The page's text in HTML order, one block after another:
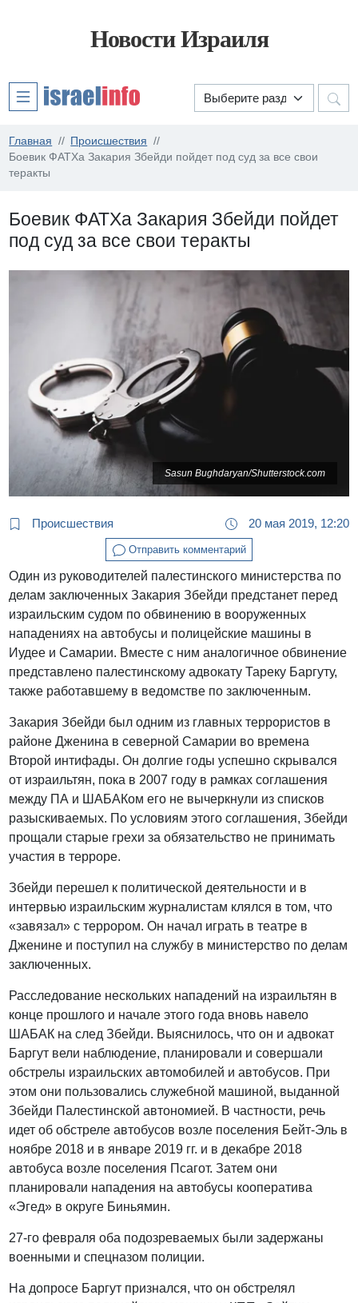
Новости Израиля
Главная
Происшествия
Боевик ФАТХа Закария Збейди пойдет под суд за все свои
теракты
Боевик ФАТХа Закария Збейди пойдет
под суд за все свои теракты
Sasun Bughdaryan/Shutterstock.com
Происшествия 20 мая 2019, 12:20
Отправить комментарий
Один из руководителей палестинского министерства по
делам заключенных Закария Збейди предстанет перед
израильским судом по обвинению в вооруженных
нападениях на автобусы и полицейские машины в
Иудее и Самарии. Вместе с ним аналогичное обвинение
представлено палестинскому адвокату Тареку Баргуту,
также работавшему в ведомстве по заключенным.
Закария Збейди был одним из главных террористов в
районе Дженина в северной Самарии во времена
Второй интифады. Он долгие годы успешно скрывался
от израильтян, пока в 2007 году в рамках соглашения
между ПА и ШАБАКом его не вычеркнули из списков
разыскиваемых. По условиям этого соглашения, Збейди
прощали старые грехи за обязательство не принимать
участия в терроре.
Збейди перешел к политической деятельности и в
интервью израильским журналистам клялся в том, что
«завязал» с террором. Он начал играть в театре в
Дженине и поступил на службу в министерство по делам
заключенных.
Расследование нескольких нападений на израильтян в
конце прошлого и начале этого года вновь навело
ШАБАК на след Збейди. Выяснилось, что он и адвокат
Баргут вели наблюдение, планировали и совершали
обстрелы израильских автомобилей и автобусов. При
этом они пользовались служебной машиной, выданной
Збейди Палестинской автономией. В частности, речь
идет об обстреле автобусов возле поселения Бейт-Эль в
ноябре 2018 и в январе 2019 гг. и в декабре 2018
автобуса возле поселения Псагот. Затем они
планировали нападения на автобусы кооператива
«Эгед» в округе Биньямин.
27-го февраля оба подозреваемых были задержаны
военными и спецназом полиции.
На допросе Баргут признался, что он обстрелял